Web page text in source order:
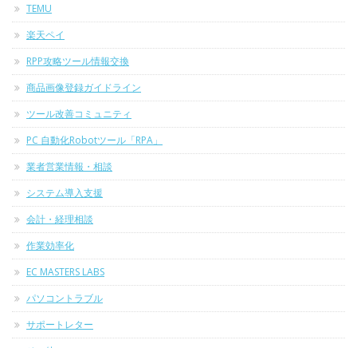
TEMU
楽天ペイ
RPP攻略ツール情報交換
商品画像登録ガイドライン
ツール改善コミュニティ
PC 自動化Robotツール「RPA」
業者営業情報・相談
システム導入支援
会計・経理相談
作業効率化
EC MASTERS LABS
パソコントラブル
サポートレター